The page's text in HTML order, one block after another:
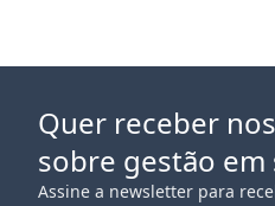
Quer receber
sobre gestão em
Assine a newsletter para